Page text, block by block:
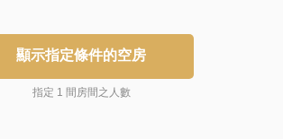
顯示指定條件的空房
指定 1 間房間之人數